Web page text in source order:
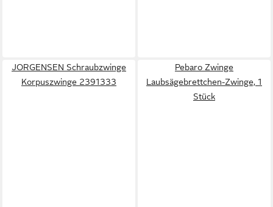
JORGENSEN Schraubzwinge
Korpuszwinge 2391333
Pebaro Zwinge
Laubsägebrettchen-Zwinge, 1
Stück